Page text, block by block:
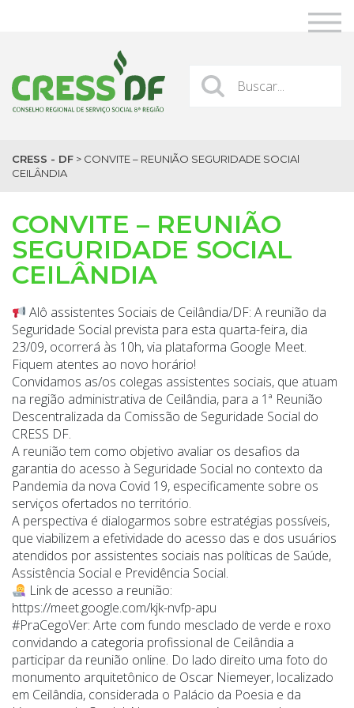
CRESS - DF > CONVITE – REUNIÃO SEGURIDADE SOCIAl
CEILÂNDIA
CONVITE – REUNIÃO
SEGURIDADE SOCIAL
CEILÂNDIA
Alô assistentes Sociais de Ceilândia/DF: A reunião da
Seguridade Social prevista para esta quarta-feira, dia
23/09, ocorrerá às 10h, via plataforma Google Meet.
Fiquem atentes ao novo horário!
Convidamos as/os colegas assistentes sociais, que atuam
na região administrativa de Ceilândia, para a 1ª Reunião
Descentralizada da Comissão de Seguridade Social do
CRESS DF.
A reunião tem como objetivo avaliar os desafios da
garantia do acesso à Seguridade Social no contexto da
Pandemia da nova Covid 19, especificamente sobre os
serviços ofertados no território.
A perspectiva é dialogarmos sobre estratégias possíveis,
que viabilizem a efetividade do acesso das e dos usuários
atendidos por assistentes sociais nas políticas de Saúde,
Assistência Social e Previdência Social.
Link de acesso a reunião:
https://meet.google.com/kjk-nvfp-apu
#PraCegoVer: Arte com fundo mesclado de verde e roxo
convidando a categoria profissional de Ceilândia a
participar da reunião online. Do lado direito uma foto do
monumento arquitetônico de Oscar Niemeyer, localizado
em Ceilândia, considerada o Palácio da Poesia e da